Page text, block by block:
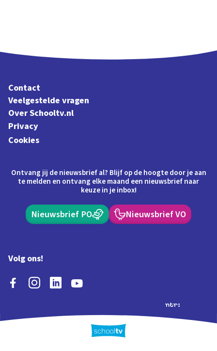
Contact
Veelgestelde vragen
Over Schooltv.nl
Privacy
Cookies
Ontvang jij de nieuwsbrief al? Blijf op de hoogte door je aan
te melden en ontvang elke maand een nieuwsbrief naar
keuze in je inbox!
Nieuwsbrief PO Nieuwsbrief VO
Volg ons!